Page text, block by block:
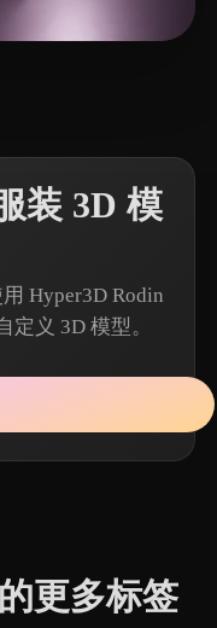
装 3D 模
Hyper3D Rodin
义 3D 模型。
更多标签